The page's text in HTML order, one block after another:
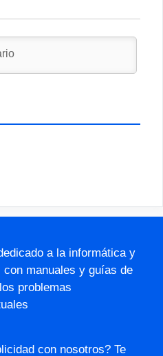
a la informática y
manuales y guías de
problemas
con nosotros? Te